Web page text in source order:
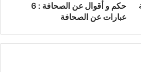
حكم و أقوال عن الصحافة : 6
عبارات عن الصحافة